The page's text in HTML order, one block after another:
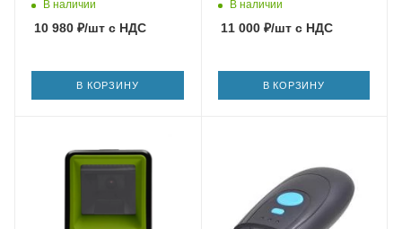
В наличии
10 980 ₽/шт с НДС
В КОРЗИНУ
В наличии
11 000₽/штс НДС
В КОРЗИНУ